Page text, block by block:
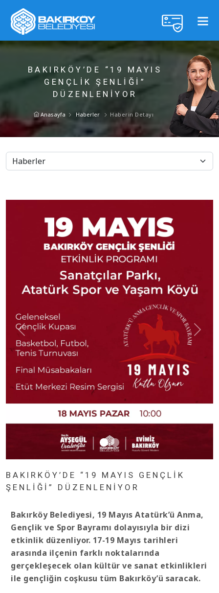
BAKIRKÖY’DE “19 MAYIS
GENÇLİK ŞENLİĞİ”
DÜZENLENİYOR
Anasayfa Haberler Haberin Detayı
BAKIRKÖY’DE “19 MAYIS GENÇLİK
ŞENLİĞİ” DÜZENLENİYOR
Bakırköy Belediyesi, 19 Mayıs Atatürk’ü Anma,
Gençlik ve Spor Bayramı dolayısıyla bir dizi
etkinlik düzenliyor. 17-19 Mayıs tarihleri
arasında ilçenin farklı noktalarında
gerçekleşecek olan kültür ve sanat etkinlikleri
ile gençliğin coşkusu tüm Bakırköy’ü saracak.